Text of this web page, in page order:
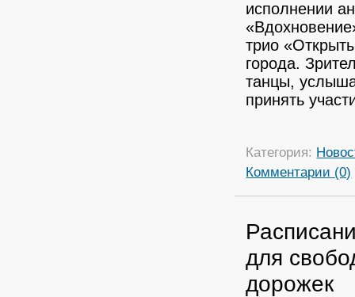
исполнении
трио
города.
танцы,
принять
Категория:
Комментарии (0)
для
дорожек